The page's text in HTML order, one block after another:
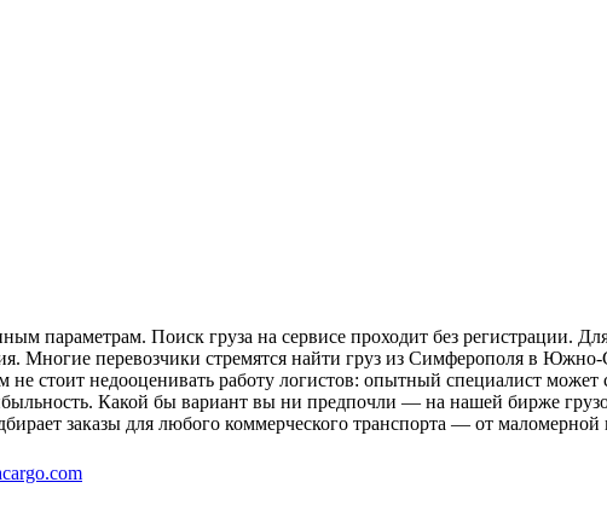
Поиск груза на сервисе проходит без регистрации.
Многие перевозчики стремятся найти груз из Симферополя в
стоит недооценивать работу логистов: опытный специалист
Какой бы вариант вы ни предпочли — на нашей бирже
заказы для любого коммерческого транспорта — от